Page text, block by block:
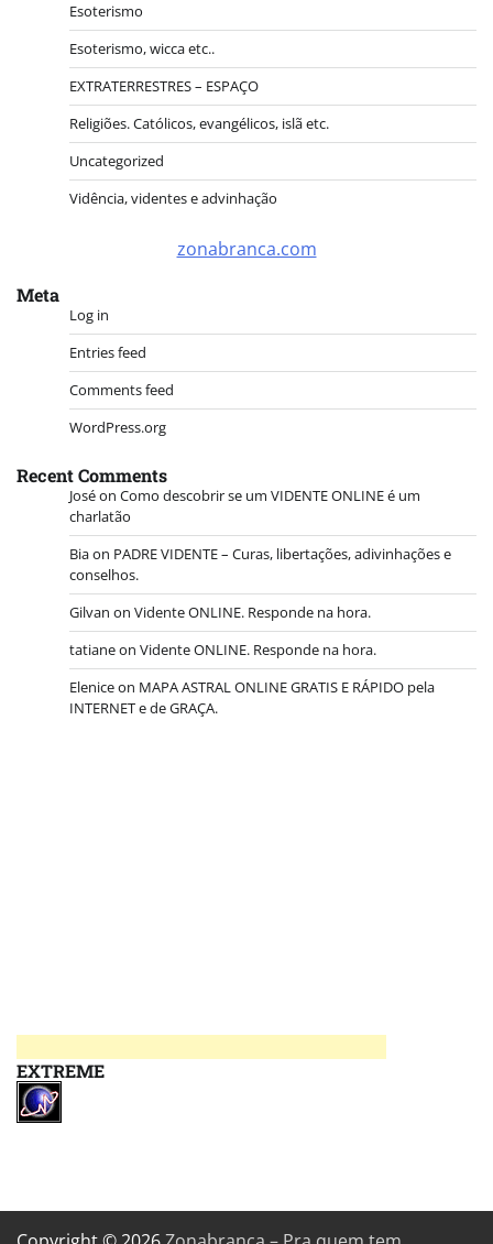
Esoterismo
Esoterismo, wicca etc..
EXTRATERRESTRES – ESPAÇO
Religiões. Católicos, evangélicos, islã etc.
Uncategorized
Vidência, videntes e advinhação
zonabranca.com
Meta
Log in
Entries feed
Comments feed
WordPress.org
Recent Comments
Joséon Como descobrir se um VIDENTE ONLINE é um
charlatão
Biaon PADRE VIDENTE – Curas, libertações, adivinhações e
conselhos.
Gilvan on Vidente ONLINE. Responde na hora.
tatianeon Vidente ONLINE. Responde na hora.
Eleniceon MAPA ASTRAL ONLINE GRATIS E RÁPIDO pela
INTERNET e de GRAÇA.
EXTREME